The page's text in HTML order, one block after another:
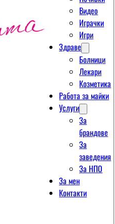
Видео
Играчки
Игри
Здраве
Болници
Лекари
Козметика
Работа за майки
Услуги
За
брандове
За
заведения
За НПО
За мен
Контакти